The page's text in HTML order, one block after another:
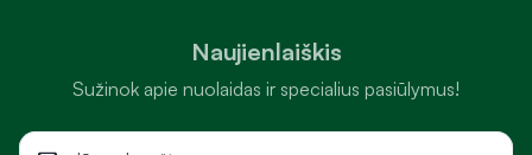
Naujienlaiškis
Sužinok apie nuolaidas ir specialius pasiūlymus!